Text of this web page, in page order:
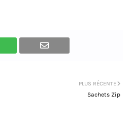
PLUS RÉCENTE
Sachets Zip